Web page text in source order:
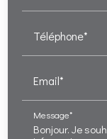
Téléphone*
Email*
Message*